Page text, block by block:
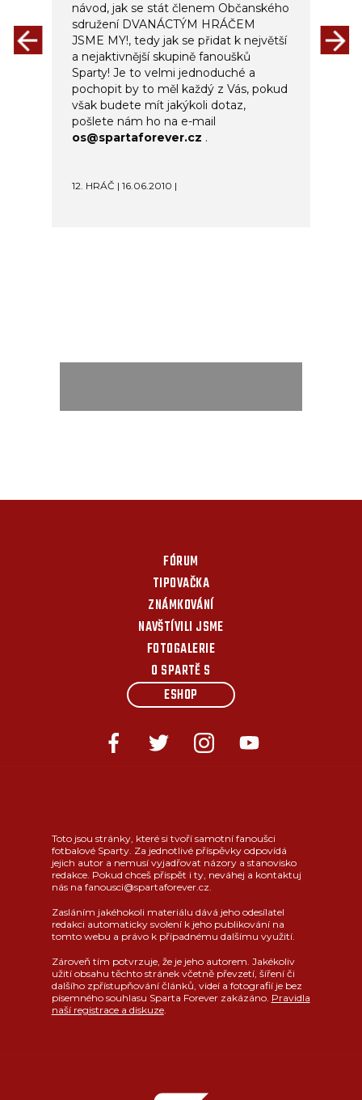
návod, jak se stát členem Občanského
sdružení DVANÁCTÝM HRÁČEM
JSME MY!, tedy jak se přidat k největší
a nejaktivnější skupině fanoušků
Sparty! Je to velmi jednoduché a
pochopit by to měl každý z Vás, pokud
však budete mít jakýkoli dotaz,
pošlete nám ho na e-mail
os@spartaforever.cz .
12. HRÁČ | 16.06.2010 |
FÓRUM
TIPOVAČKA
ZNÁMKOVÁNÍ
NAVŠTÍVILI JSME
FOTOGALERIE
O SPARTĚ S
ESHOP
Toto jsou stránky, které si tvoří samotní fanoušci
fotbalové Sparty. Za jednotlivé příspěvky odpovídá
jejich autor a nemusí vyjadřovat názory a stanovisko
redakce. Pokud chceš přispět i ty, neváhej a kontaktuj
nás na fanousci@spartaforever.cz.
Zasláním jakéhokoli materiálu dává jeho odesílatel
redakci automaticky svolení k jeho publikování na
tomto webu a právo k případnému dalšímu využití.
Zároveň tím potvrzuje, že je jeho autorem. Jakékoliv
užití obsahu těchto stránek včetně převzetí, šíření či
dalšího zpřístupňování článků, videí a fotografií je bez
písemného souhlasu Sparta Forever zakázáno. Pravidla
naší registrace a diskuze.